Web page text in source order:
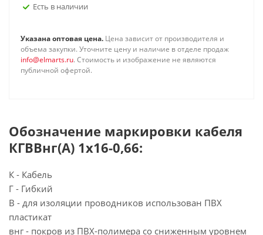
Есть в наличии
Указана оптовая цена. Цена зависит от производителя и
объема закупки. Уточните цену и наличие в отделе продаж
info@elmarts.ru. Стоимость и изображение не являются
публичной офертой.
Обозначение маркировки кабеля
КГВВнг(А) 1х16-0,66:
К - Кабель
Г - Гибкий
В - для изоляции проводников использован ПВХ
пластикат
внг - покров из ПВХ-полимера со сниженным уровнем